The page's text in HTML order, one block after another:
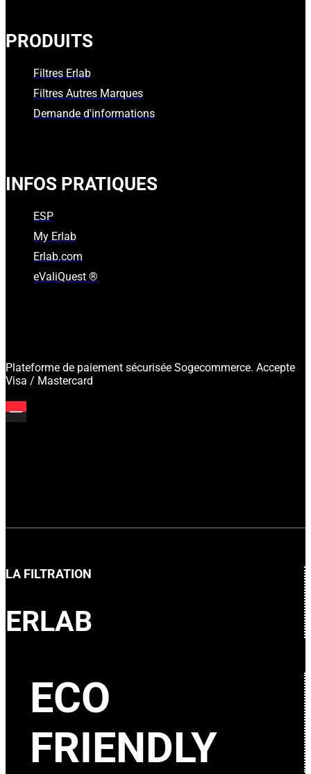
PRODUITS
Filtres Erlab
Filtres Autres Marques
Demande d'informations
INFOS PRATIQUES
ESP
My Erlab
Erlab.com
eValiQuest ®
Plateforme de paiement sécurisée Sogecommerce. Accepte
Visa / Mastercard
LA FILTRATION
ERLAB
ECO
FRIENDLY